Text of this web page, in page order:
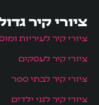
ציורי קיר
ציורי קיר לעיריות
ציורי קיר לעסקים
ציורי קיר לבתי ספר
ציורי קיר לגני ילדים